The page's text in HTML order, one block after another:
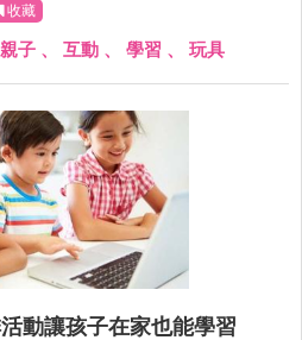
收藏
親子 、 互動 、 學習 、 玩具
動讓孩子在家也能學習